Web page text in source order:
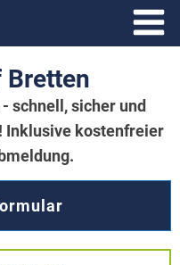
schnell, sicher und
Inklusive kostenfreier